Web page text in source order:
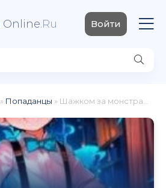
Online.Ru Войти
» Попаданцы » Шажком за монстрами!